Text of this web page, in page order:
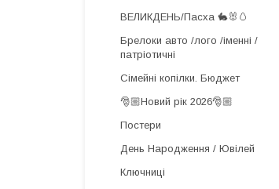
ВЕЛИКДЕНЬ/Пасха 🐇🐰🥚
Брелоки авто /лого /іменні /
патріотичні
Сімейні копілки. Бюджет
🎅🏼Новий рік 2026🎅🏼
Постери
День Народження / Ювілей
Ключниці